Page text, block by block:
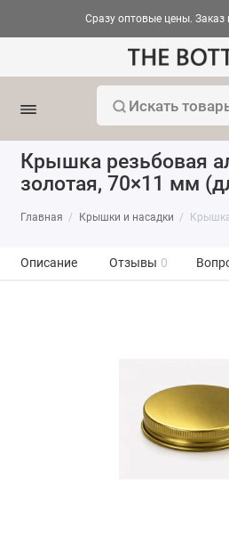
Сразу оптовые цены. Заказ
Крышка резьбовая
золотая, 70×11 мм
Главная Крышки и насадки
Описание Отзывы 0